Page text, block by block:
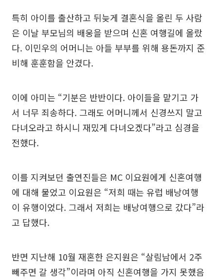
특히 아이를 출산하고 뒤늦게 결혼식을 올린 두 사람
은 이날 부모님의 배웅을 받으며 신혼 여행길에 올랐
다. 이민우의 어머니는 아들 부부를 위해 용돈까지 준
비해 훈훈함을 안겼다.
이에 아미는 “기분은 반반이다. 아이들을 맡기고 가
서 너무 죄송하다. 그래도 어머니께서 신경쓰지 말고
다녀오라고 하시니 재밌게 다녀오겠다”라고 심경을
전했다.
이를 지켜보던 출연진들은 MC 이요원에게 신혼여행
에 대해 물었고 이요원은 “저희 때는 유럽 배낭여행
이 유행이었다. 그래서 저희는 배낭여행으로 갔다”라
고 답했다.
반면 지난해 10월 재혼한 은지원은 “살림남에서 2주
빼주면 갈 생각”이라며 아직 신혼여행을 가지 못했음